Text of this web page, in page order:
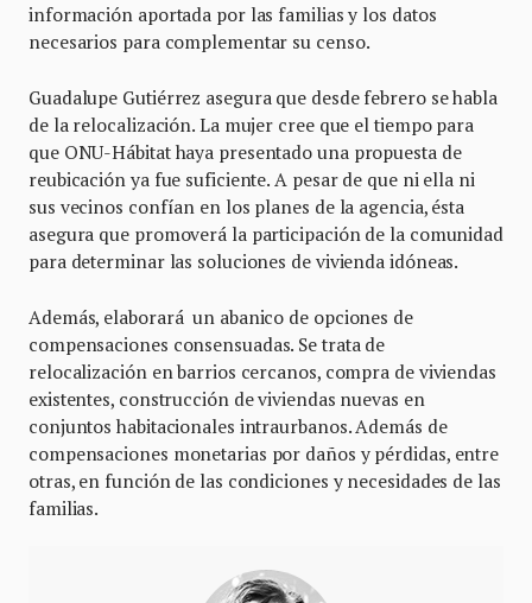
información aportada por las familias y los datos
necesarios para complementar su censo.
Guadalupe Gutiérrez asegura que desde febrero se habla
de la relocalización. La mujer cree que el tiempo para
que ONU-Hábitat haya presentado una propuesta de
reubicación ya fue suficiente. A pesar de que ni ella ni
sus vecinos confían en los planes de la agencia, ésta
asegura que promoverá la participación de la comunidad
para determinar las soluciones de vivienda idóneas.
Además, elaborará un abanico de opciones de
compensaciones consensuadas. Se trata de
relocalización en barrios cercanos, compra de viviendas
existentes, construcción de viviendas nuevas en
conjuntos habitacionales intraurbanos. Además de
compensaciones monetarias por daños y pérdidas, entre
otras, en función de las condiciones y necesidades de las
familias.